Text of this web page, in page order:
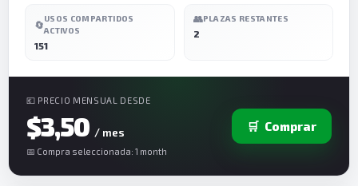
🔄
USOS COMPARTIDOS
ACTIVOS
151
👥PLAZAS RESTANTES
2
💶 PRECIO MENSUAL DESDE
$3,50 / mes
📅 Compra seleccionada: 1 month
🛒 Comprar